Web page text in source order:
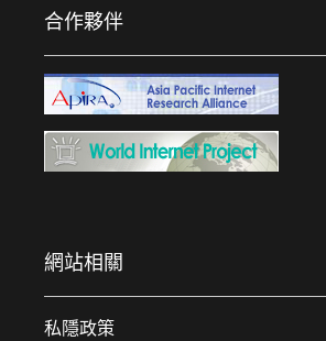
合作夥伴
網站相關
私隱政策